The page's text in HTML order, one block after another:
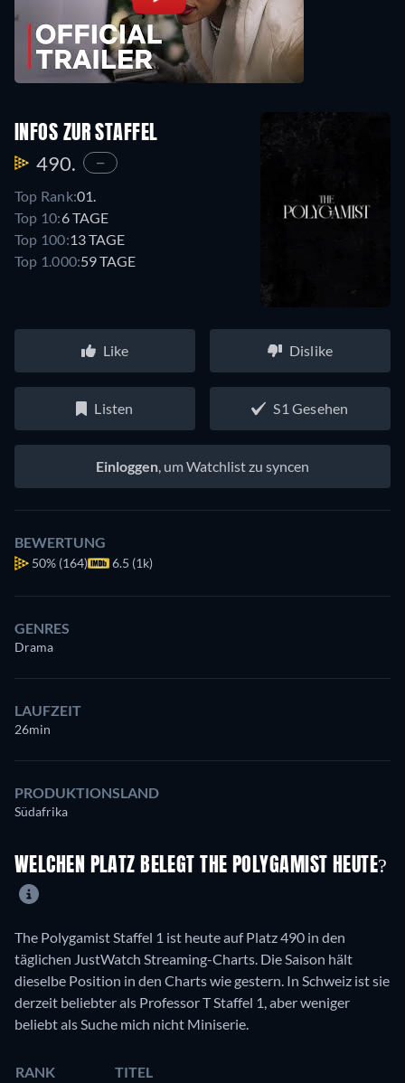
INFOS ZUR STAFFEL
490. —
Top Rank:01.
Top 10:6 TAGE
Top 100:13 TAGE
Top 1.000:59 TAGE
Like Dislike
Listen S1 Gesehen
Einloggen, um Watchlist zu syncen
BEWERTUNG
50% (164) 6.5 (1k)
GENRES
Drama
LAUFZEIT
26min
PRODUKTIONSLAND
Südafrika
WELCHEN PLATZ BELEGT THE POLYGAMIST HEUTE?
The Polygamist Staffel 1 ist heute auf Platz 490 in den
täglichen JustWatch Streaming-Charts. Die Saison hält
dieselbe Position in den Charts wie gestern. In Schweiz ist sie
derzeit beliebter als Professor T Staffel 1, aber weniger
beliebt als Suche mich nicht Miniserie.
RANK TITEL